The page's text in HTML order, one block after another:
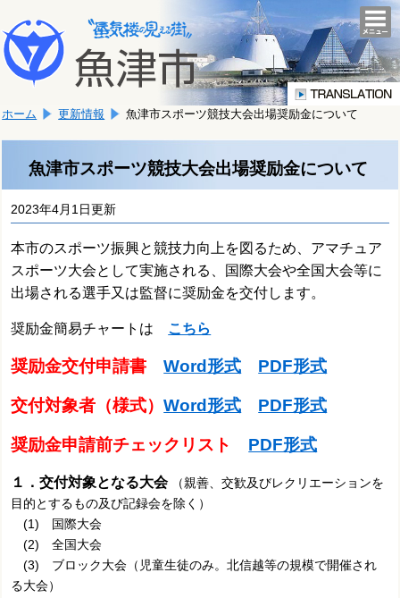
文
へ
移
ま
す。
こ
か
文
ホーム 更新情報 魚津市スポーツ競技大会出場奨励金について
魚津市スポーツ競技大会出場奨励金について
2023年4月1日更新
本市のスポーツ振興と競技力向上を図るため、アマチュア
スポーツ大会として実施される、
国際大会や全国大会等に
出場される選手又は監督に奨励金を交付します。
奨励金簡易チャートは こちら
奨励金交付申請書 Word形式 PDF形式
交付対象者（様式）Word形式 PDF形式
奨励金申請前チェックリスト PDF形式
１．交付対象となる大会
（親善、交歓及びレクリエーションを
目的とするもの及び記録会を除く）
(1) 国際大会
(2) 全国大会
(3) ブロック大会（児童生徒のみ。北信越等の規模で開催され
る大会）